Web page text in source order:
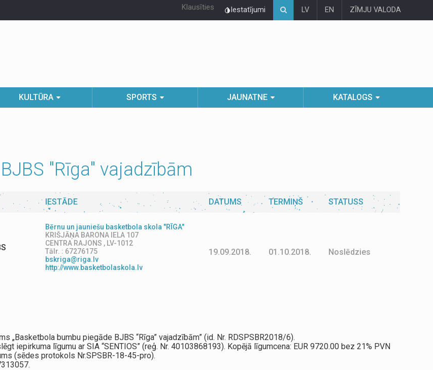
Klausīties Iestatījumi LV EN ZĪMJU VALODA
KULTŪRA SPORTS JAUNATNE KATALOGS
"Rīga" vajadzībām
IESTĀDE DATUMS TERMIŅŠ STATUSS
Bērnu un jauniešu basketbola skola "RĪGA"
KRIŠJĀŅA BARONA IELA 107
CENTRA RAJONS , LV-1012
Tālr. : 67276175
bskriga@riga.lv
http://www.basketbolaskola.lv
19.09.2018. 01.10.2018. Noslēdzies
„Basketbola bumbu piegāde BJBS “Rīga” vajadzībām” (id. Nr. RDSPSBR2018/6).
iepirkuma līgumu ar SIA “SENTIOS” (reģ. Nr. 40103868193). Kopējā līgumcena: EUR 9720.00 bez 21% PVN
(sēdes protokols Nr.SPSBR-18-45-pro).